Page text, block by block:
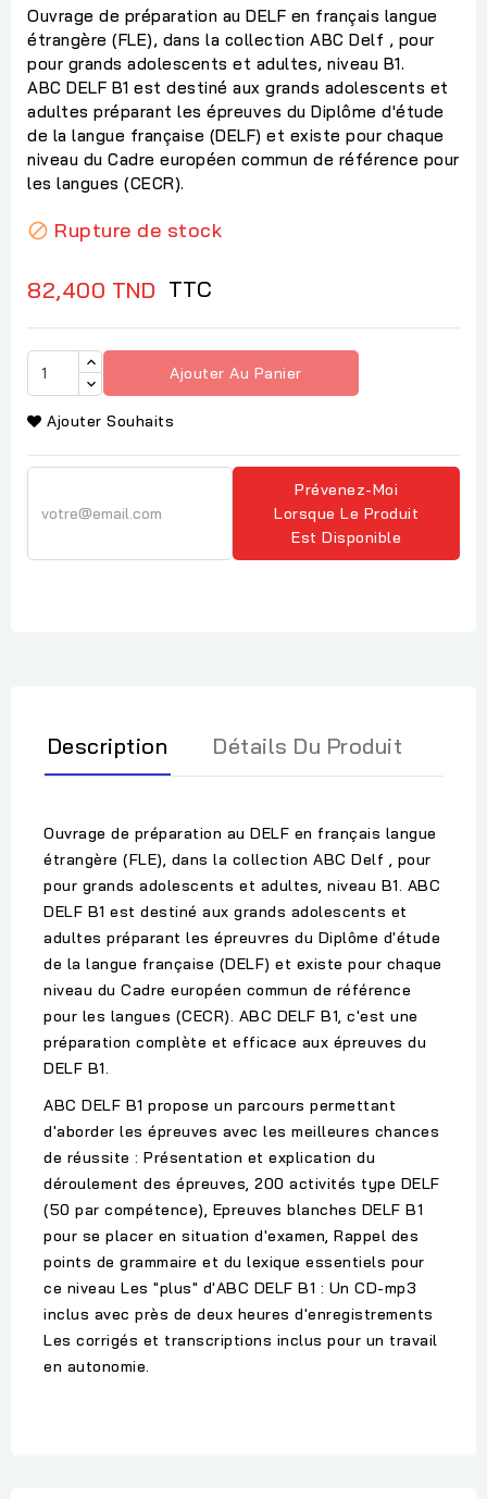
Ouvrage de préparation au DELF en français langue
étrangère (FLE), dans la collection ABC Delf , pour
pour grands adolescents et adultes, niveau B1.
ABC DELF B1 est destiné aux grands adolescents et
adultes préparant les épreuves du Diplôme d'étude
de la langue française (DELF) et existe pour chaque
niveau du Cadre européen commun de référence pour
les langues (CECR).
 Rupture de stock
82,400 TND TTC
Ajouter Au Panier
Ajouter Souhaits
Prévenez-Moi
Lorsque Le Produit
Est Disponible
Description Détails Du Produit
Ouvrage de préparation au DELF en français langue
étrangère (FLE), dans la collection ABC Delf , pour
pour grands adolescents et adultes, niveau B1. ABC
DELF B1 est destiné aux grands adolescents et
adultes préparant les épreuvres du Diplôme d'étude
de la langue française (DELF) et existe pour chaque
niveau du Cadre européen commun de référence
pour les langues (CECR). ABC DELF B1, c'est une
préparation complète et efficace aux épreuves du
DELF B1.
ABC DELF B1 propose un parcours permettant
d'aborder les épreuves avec les meilleures chances
de réussite : Présentation et explication du
déroulement des épreuves, 200 activités type DELF
(50 par compétence), Epreuves blanches DELF B1
pour se placer en situation d'examen, Rappel des
points de grammaire et du lexique essentiels pour
ce niveau Les "plus" d'ABC DELF B1 : Un CD-mp3
inclus avec près de deux heures d'enregistrements
Les corrigés et transcriptions inclus pour un travail
en autonomie.